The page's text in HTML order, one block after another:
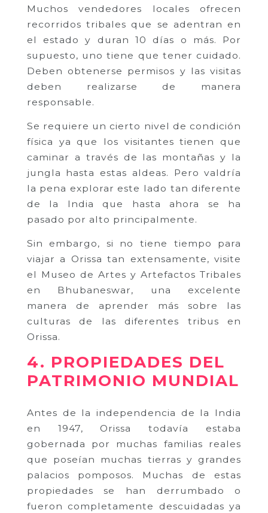
Muchos vendedores locales ofrecen
recorridos tribales que se adentran en
el estado y duran 10 días o más. Por
supuesto, uno tiene que tener cuidado.
Deben obtenerse permisos y las visitas
deben realizarse de manera
responsable.
Se requiere un cierto nivel de condición
física ya que los visitantes tienen que
caminar a través de las montañas y la
jungla hasta estas aldeas. Pero valdría
la pena explorar este lado tan diferente
de la India que hasta ahora se ha
pasado por alto principalmente.
Sin embargo, si no tiene tiempo para
viajar a Orissa tan extensamente, visite
el Museo de Artes y Artefactos Tribales
en Bhubaneswar, una excelente
manera de aprender más sobre las
culturas de las diferentes tribus en
Orissa.
4. PROPIEDADES DEL
PATRIMONIO MUNDIAL
Antes de la independencia de la India
en 1947, Orissa todavía estaba
gobernada por muchas familias reales
que poseían muchas tierras y grandes
palacios pomposos. Muchas de estas
propiedades se han derrumbado o
fueron completamente descuidadas ya